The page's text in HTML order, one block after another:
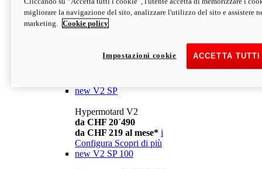
da CHF 13´990
Configura Scopri di più
newV2
da CHF 15´990
new V2 SP
Hypermotard V2
da CHF 20´490
da CHF 219 al mese* i
Configura Scopri di più
new V2 SP 100
migliorare la navigazione del sito, analizzare l'utilizzo del sito e assistere
marketing.
Cookie policy
ACCETTA
Impostazioni cookie